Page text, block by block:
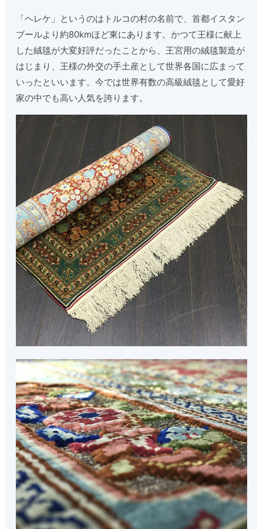
「ヘレケ」というのはトルコの村の名前で、首都イスタン
ブールより約80kmほど東にあります。かつて王様に献上
した絨毯が大変好評だったことから、王宮用の絨毯製造が
はじまり、王様の外交の手土産として世界各国に広まって
いったといいます。今では世界有数の高級絨毯として愛好
家の中でも高い人気を誇ります。